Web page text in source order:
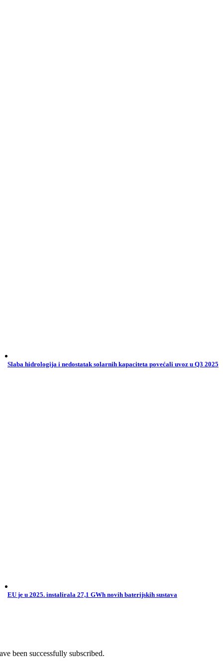
Slaba hidrologija i nedostatak solarnih kapaciteta povećali uvoz u Q3 2025
EU je u 2025. instalirala 27,1 GWh novih baterijskih sustava
been successfully subscribed.